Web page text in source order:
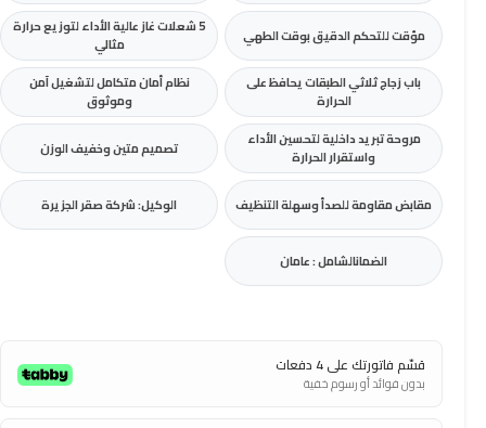
مؤقت للتحكم الدقيق بوقت الطهي
5 شعلات غاز عالية الأداء لتوزيع حرارة
مثالي
باب زجاج ثلاثي الطبقات يحافظ على
الحرارة
نظام أمان متكامل لتشغيل آمن
وموثوق
مروحة تبريد داخلية لتحسين الأداء
واستقرار الحرارة
تصميم متين وخفيف الوزن
مقابض مقاومة للصدأ وسهلة التنظيف الوكيل: شركة صقر الجزيرة
الضمانالشامل : عامان
قسّم فاتورتك على 4 دفعات
بدون فوائد أو رسوم خفية